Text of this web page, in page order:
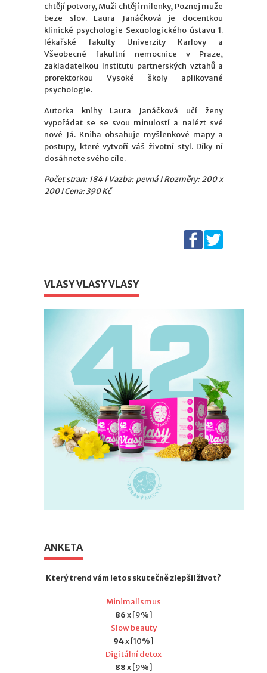
chtějí potvory, Muži chtějí milenky, Poznej muže
beze slov. Laura Janáčková je docentkou
klinické psychologie Sexuologického ústavu 1.
lékařské fakulty Univerzity Karlovy a
Všeobecné fakultní nemocnice v Praze,
zakladatelkou Institutu partnerských vztahů a
prorektorkou Vysoké školy aplikované
psychologie.
Autorka knihy Laura Janáčková učí ženy
vypořádat se se svou minulostí a nalézt své
nové Já. Kniha obsahuje myšlenkové mapy a
postupy, které vytvoří váš životní styl. Díky ní
dosáhnete svého cíle.
Počet stran: 184 I Vazba: pevná I Rozměry: 200 x
200 I Cena: 390 Kč
VLASY VLASY VLASY
ANKETA
Který trend vám letos skutečně zlepšil život?
Minimalismus
86x [9%]
Slow beauty
94x [10%]
Digitální detox
88x [9%]